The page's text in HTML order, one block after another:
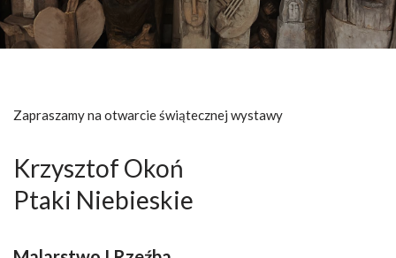
Zapraszamy na otwarcie świątecznej wystawy
Krzysztof Okoń
Ptaki Niebieskie